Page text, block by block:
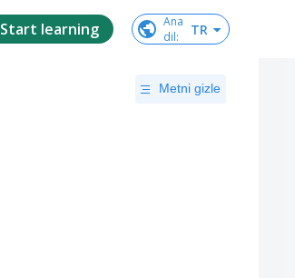
Start learning
Ana
dil: TR
Metni gizle